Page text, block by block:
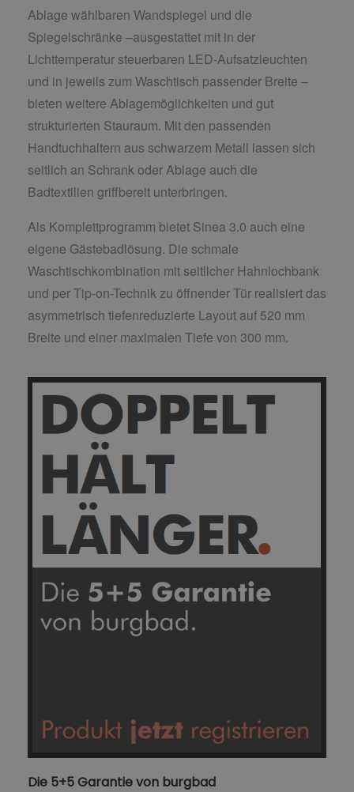
Ablage wählbaren Wandspiegel und die
Spiegelschränke –ausgestattet mit in der
Lichttemperatur steuerbaren LED-Aufsatzleuchten
und in jeweils zum Waschtisch passender Breite –
bieten weitere Ablagemöglichkeiten und gut
strukturierten Stauraum. Mit den passenden
Handtuchhaltern aus schwarzem Metall lassen sich
seitlich an Schrank oder Ablage auch die
Badtextilien griffbereit unterbringen.
Als Komplettprogramm bietet Sinea 3.0 auch eine
eigene Gästebadlösung. Die schmale
Waschtischkombination mit seitlicher Hahnlochbank
und per Tip-on-Technik zu öffnender Tür realisiert das
asymmetrisch tiefenreduzierte Layout auf 520 mm
Breite und einer maximalen Tiefe von 300 mm.
Die 5+5 Garantie von burgbad